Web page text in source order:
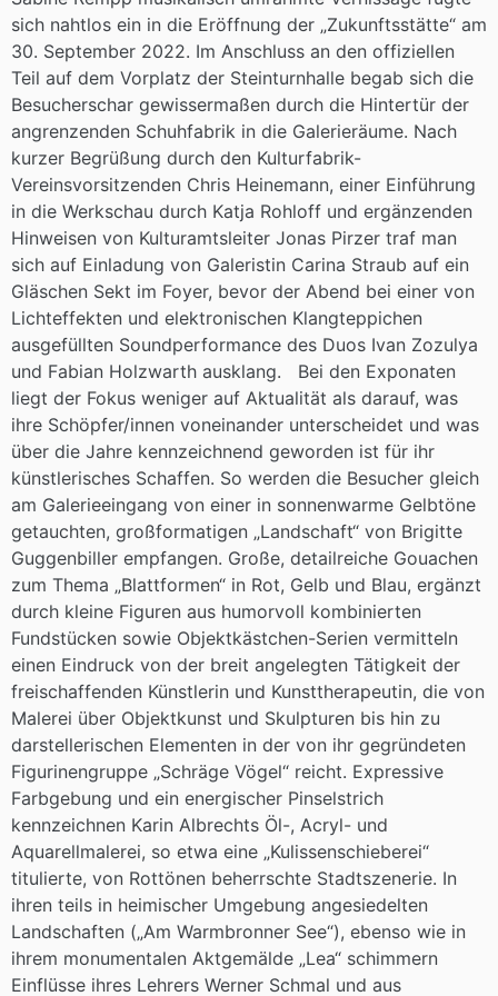
sich nahtlos ein in die Eröffnung der „Zukunftsstätte“ am
30. September 2022. Im Anschluss an den offiziellen
Teil auf dem Vorplatz der Steinturnhalle begab sich die
Besucherschar gewissermaßen durch die Hintertür der
angrenzenden Schuhfabrik in die Galerieräume. Nach
kurzer Begrüßung durch den Kulturfabrik-
Vereinsvorsitzenden Chris Heinemann, einer Einführung
in die Werkschau durch Katja Rohloff und ergänzenden
Hinweisen von Kulturamtsleiter Jonas Pirzer traf man
sich auf Einladung von Galeristin Carina Straub auf ein
Gläschen Sekt im Foyer, bevor der Abend bei einer von
Lichteffekten und elektronischen Klangteppichen
ausgefüllten Soundperformance des Duos Ivan Zozulya
und Fabian Holzwarth ausklang. Bei den Exponaten
liegt der Fokus weniger auf Aktualität als darauf, was
ihre Schöpfer/innen voneinander unterscheidet und was
über die Jahre kennzeichnend geworden ist für ihr
künstlerisches Schaffen. So werden die Besucher gleich
am Galerieeingang von einer in sonnenwarme Gelbtöne
getauchten, großformatigen „Landschaft“ von Brigitte
Guggenbiller empfangen. Große, detailreiche Gouachen
zum Thema „Blattformen“ in Rot, Gelb und Blau, ergänzt
durch kleine Figuren aus humorvoll kombinierten
Fundstücken sowie Objektkästchen-Serien vermitteln
einen Eindruck von der breit angelegten Tätigkeit der
freischaffenden Künstlerin und Kunsttherapeutin, die von
Malerei über Objektkunst und Skulpturen bis hin zu
darstellerischen Elementen in der von ihr gegründeten
Figurinengruppe „Schräge Vögel“ reicht. Expressive
Farbgebung und ein energischer Pinselstrich
kennzeichnen Karin Albrechts Öl-, Acryl- und
Aquarellmalerei, so etwa eine „Kulissenschieberei“
titulierte, von Rottönen beherrschte Stadtszenerie. In
ihren teils in heimischer Umgebung angesiedelten
Landschaften („Am Warmbronner See“), ebenso wie in
ihrem monumentalen Aktgemälde „Lea“ schimmern
Einflüsse ihres Lehrers Werner Schmal und aus